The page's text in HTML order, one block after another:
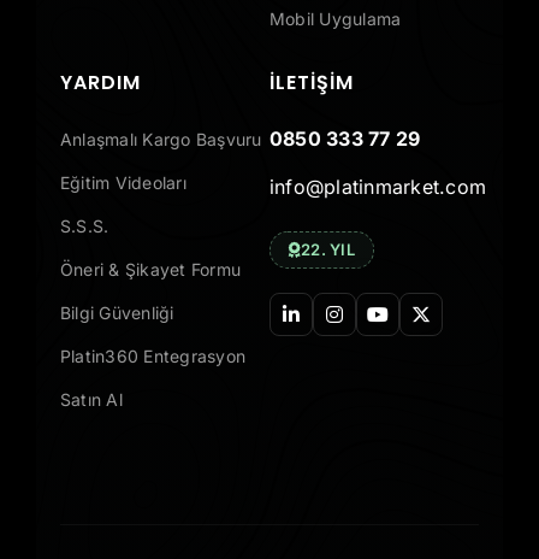
Mobil Uygulama
YARDIM
Anlaşmalı Kargo Başvuru
Eğitim Videoları
S.S.S.
Öneri & Şikayet Formu
Bilgi Güvenliği
Platin360 Entegrasyon
Satın Al
İLETIŞIM
0850 333 77 29
info@platinmarket.com
22. YIL